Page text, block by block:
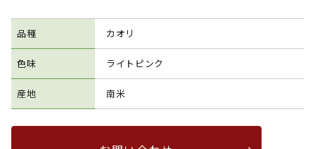
品種 カオリ
色味 ライトピンク
産地 南米